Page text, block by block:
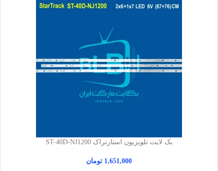
بک لایت تلویزیون استارتراک ST-40D-NJ1200
1,651,000 تومان